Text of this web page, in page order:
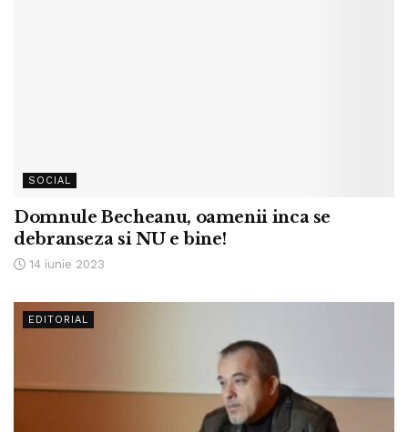
SOCIAL
Domnule Becheanu, oamenii inca se
debranseza si NU e bine!
14 iunie 2023
EDITORIAL